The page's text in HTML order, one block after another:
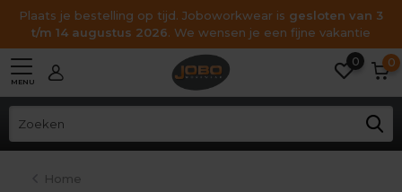
Plaats je bestelling op tijd. Joboworkwear is gesloten van 3
t/m 14 augustus 2026. We wensen je een fijne vakantie
MENU
0 0
Home